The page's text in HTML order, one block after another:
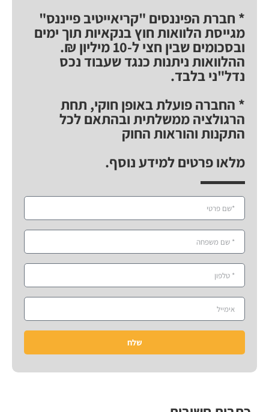
* חברת הפיננסים "קריאייטיב פייננס"
מגייסת הלוואות חוץ בנקאיות תוך ימים
ובסכומים שבין חצי ל-10 מיליון ₪.
ההלוואות ניתנות כנגד שעבוד נכס
נדל"ני בלבד.
* החברה פועלת באופן חוקי, תחת
הרגולציה ממשלתית ובהתאם לכל
התקנות והוראות החוק
מלאו פרטים למידע נוסף.
שלח